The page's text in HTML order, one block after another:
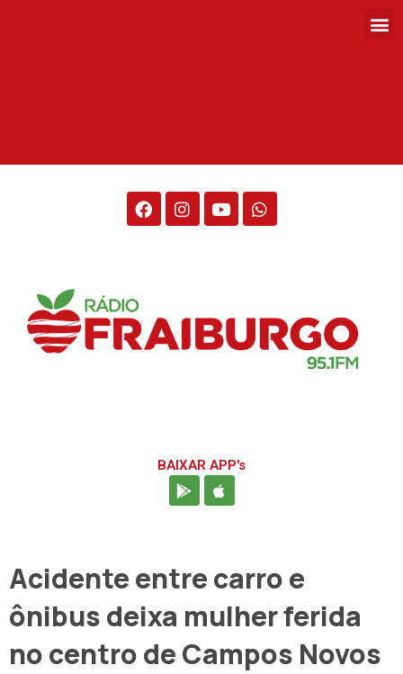
BAIXAR APP's
Acidente entre carro e
ônibus deixa mulher ferida
no centro de Campos Novos